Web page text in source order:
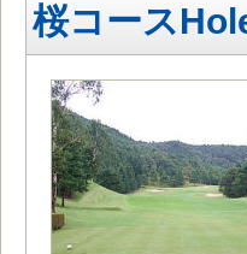
桜コース